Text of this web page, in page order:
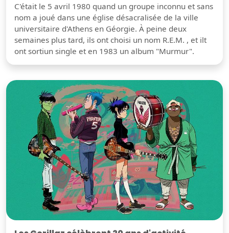
C'était le 5 avril 1980 quand un groupe inconnu et sans
nom a joué dans une église désacralisée de la ville
universitaire d'Athens en Géorgie. À peine deux
semaines plus tard, ils ont choisi un nom R.E.M. , et ilt
ont sortiun single et en 1983 un album "Murmur".